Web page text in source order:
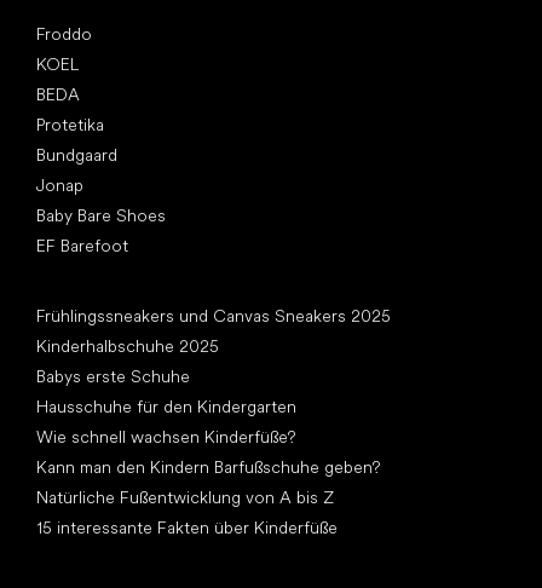
Froddo
KOEL
BEDA
Protetika
Bundgaard
Jonap
Baby Bare Shoes
EF Barefoot
Frühlingssneakers und Canvas Sneakers 2025
Kinderhalbschuhe 2025
Babys erste Schuhe
Hausschuhe für den Kindergarten
Wie schnell wachsen Kinderfüße?
Kann man den Kindern Barfußschuhe geben?
Natürliche Fußentwicklung von A bis Z
15 interessante Fakten über Kinderfüße